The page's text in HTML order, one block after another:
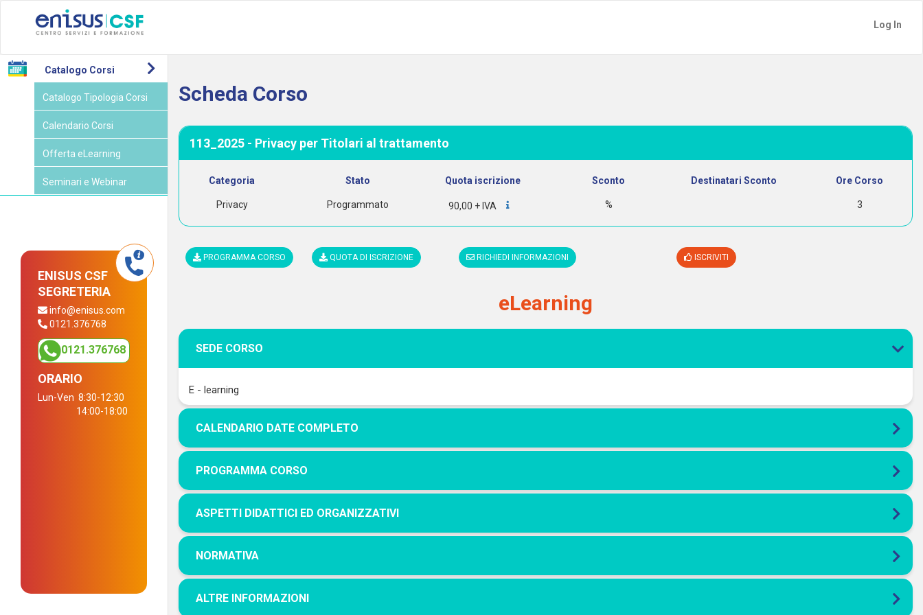
Log In
Catalogo Corsi
Catalogo Tipologia Corsi
Calendario Corsi
Offerta eLearning
Seminari e Webinar
ENISUS CSF
SEGRETERIA
info@enisus.com
0121.376768
0121.376768
ORARIO
Lun-Ven 8:30-12:30
14:00-18:00
Scheda Corso
113_2025 - Privacy per Titolari al trattamento
Categoria
Privacy
Stato
Programmato
Quota iscrizione
90,00 + IVA
Sconto
%
Destinatari Sconto Ore Corso
3
PROGRAMMA CORSO QUOTA DI ISCRIZIONE RICHIEDI INFORMAZIONI ISCRIVITI
eLearning
SEDE CORSO
E - learning
CALENDARIO DATE COMPLETO
PROGRAMMA CORSO
ASPETTI DIDATTICI ED ORGANIZZATIVI
NORMATIVA
ALTRE INFORMAZIONI